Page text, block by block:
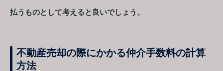
払うものとして考えると良いでしょう。
不動産売却の際にかかる仲介手数料の計算
方法